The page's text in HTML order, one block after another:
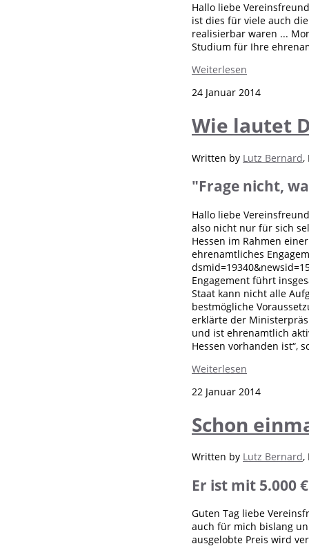
Hallo liebe
ist dies für viele auch
realisierbar waren ...
Studium für Ihre
Weiterlesen
24 Januar 2014
Wie lautet
Written by Lutz Bernard,
"Frage nicht,
Hallo liebe
also nicht nur für sich
Hessen im Rahmen
ehrenamtliches
Engagement führt
Staat kann nicht alle
bestmögliche
erklärte der
und ist ehrenamtlich
Hessen vorhanden ist“,
Weiterlesen
22 Januar 2014
Schon
Written by Lutz Bernard,
Er ist mit 5.000
Guten Tag liebe
auch für mich bislang
ausgelobte Preis wird